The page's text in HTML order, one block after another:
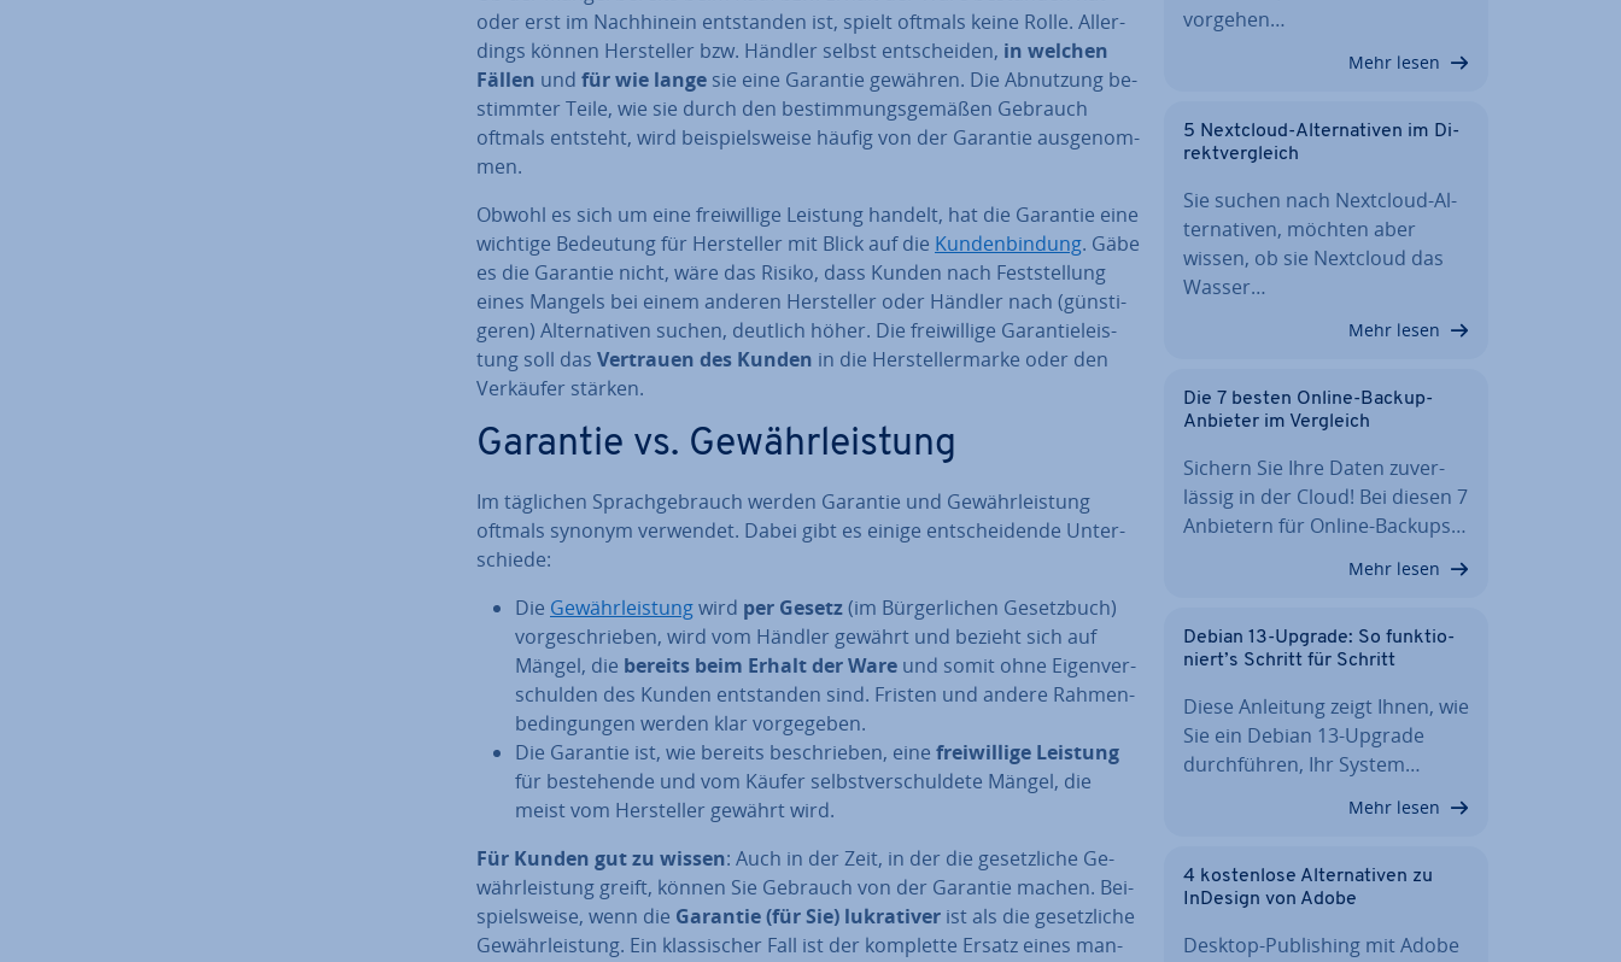
oder erst im Nach­hin­ein ent­stan­den ist, spielt oftmals keine Rolle. Al­ler­
dings können Her­stel­ler bzw. Händler selbst ent­schei­den, in welchen
Fällen und für wie lange sie eine Garantie gewähren. Die Abnutzung be­
stimm­ter Teile, wie sie durch den be­stim­mungs­ge­mä­ßen Gebrauch
oftmals entsteht, wird bei­spiels­wei­se häufig von der Garantie aus­ge­nom­
men.
Obwohl es sich um eine frei­wil­li­ge Leistung handelt, hat die Garantie eine
wichtige Bedeutung für Her­stel­ler mit Blick auf die Kun­den­bin­dung. Gäbe
es die Garantie nicht, wäre das Risiko, dass Kunden nach Fest­stel­lung
eines Mangels bei einem anderen Her­stel­ler oder Händler nach (güns­ti­
ge­ren) Al­ter­na­ti­ven suchen, deutlich höher. Die frei­wil­li­ge Ga­ran­tie­leis­
tung soll das Vertrauen des Kunden in die Her­stel­ler­mar­ke oder den
Verkäufer stärken.
Garantie vs. Ge­währ­leis­tung
Im täglichen Sprach­ge­brauch werden Garantie und Ge­währ­leis­tung
oftmals synonym verwendet. Dabei gibt es einige ent­schei­den­de Un­ter­
schie­de:
Die Ge­währ­leis­tungwird per Gesetz(im Bür­ger­li­chen Ge­setz­buch)
vor­ge­schrie­ben, wird vom Händler gewährt und bezieht sich auf
Mängel, die bereits beim Erhalt der Ware und somit ohne Ei­gen­ver­
schul­den des Kunden ent­stan­den sind. Fristen und andere Rah­men­
be­din­gun­gen werden klar vor­ge­ge­ben.
Die Garantie ist, wie bereits be­schrie­ben, eine frei­wil­li­ge Leistung
für be­stehen­de und vom Käufer selbst­ver­schul­de­te Mängel, die
meist vom Her­stel­ler gewährt wird.
Für Kunden gut zu wissen: Auch in der Zeit, in der die ge­setz­li­che Ge­
währ­leis­tung greift, können Sie Gebrauch von der Garantie machen. Bei­
spiels­wei­se, wenn die Garantie (für Sie) lu­kra­ti­ver ist als die ge­setz­li­che
Ge­währ­leis­tung. Ein klas­si­scher Fall ist der komplette Ersatz eines man­
vorgehen…
Mehr lesen
5 Nextcloud-Al­ter­na­ti­ven im Di­
rekt­ver­gleich
Sie suchen nach Nextcloud-Al­
ter­na­ti­ven, möchten aber
wissen, ob sie Nextcloud das
Wasser…
Mehr lesen
Die 7 besten Online-Backup-
Anbieter im Vergleich
Sichern Sie Ihre Daten zu­ver­
läs­sig in der Cloud! Bei diesen 7
Anbietern für Online-Backups…
Mehr lesen
Debian 13-Upgrade: So funk­tio­
niert’s Schritt für Schritt
Diese Anleitung zeigt Ihnen, wie
Sie ein Debian 13-Upgrade
durch­füh­ren, Ihr System…
Mehr lesen
4 kos­ten­lo­se Al­ter­na­ti­ven zu
InDesign von Adobe
Desktop-Pu­bli­shing mit Adobe